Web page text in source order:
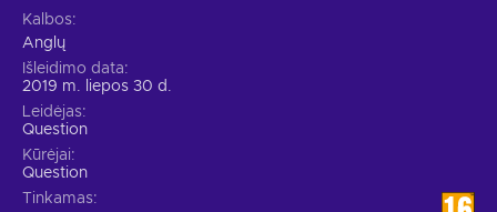
Kalbos
Anglų
Išleidimo data
2019 m. liepos 30 d.
Leidėjas
Question
Kūrėjai
Question
Tinkamas